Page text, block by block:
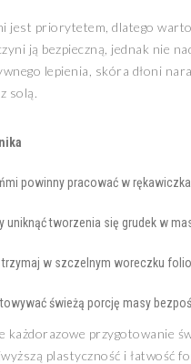
jest priorytetem, dlatego
ją bezpieczną, jednak nie
lepienia, skóra dłoni
solą.
powinny pracować w
uniknąć tworzenia się grudek w
w szczelnym woreczku
świeżą porcję masy
przygotowanie
plastyczność i łatwość